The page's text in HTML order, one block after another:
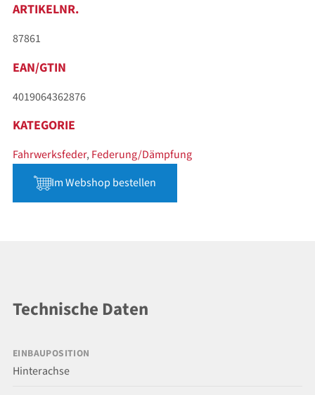
ARTIKELNR.
87861
EAN/GTIN
4019064362876
KATEGORIE
Fahrwerksfeder, Federung/Dämpfung
Im Webshop bestellen
Technische Daten
EINBAUPOSITION
Hinterachse